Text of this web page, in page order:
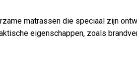
matrassen die speciaal zijn
eigenschappen, zoals